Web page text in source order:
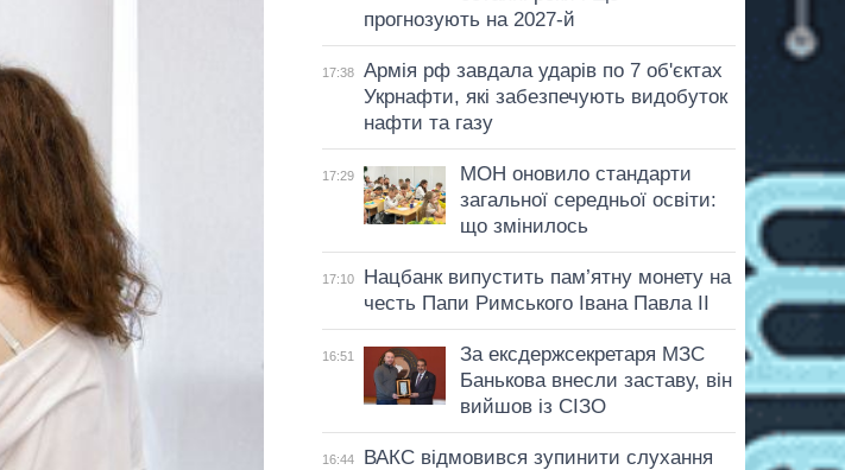
прогнозують на 2027-й
17:38
Армія рф завдала ударів по 7 об'єктах
Укрнафти, які забезпечують видобуток
нафти та газу
17:29
МОН оновило стандарти
загальної середньої освіти:
що змінилось
17:10
Нацбанк випустить пам’ятну монету на
честь Папи Римського Івана Павла II
16:51
За ексдержсекретаря МЗС
Банькова внесли заставу, він
вийшов із СІЗО
16:44
ВАКС відмовився зупинити слухання